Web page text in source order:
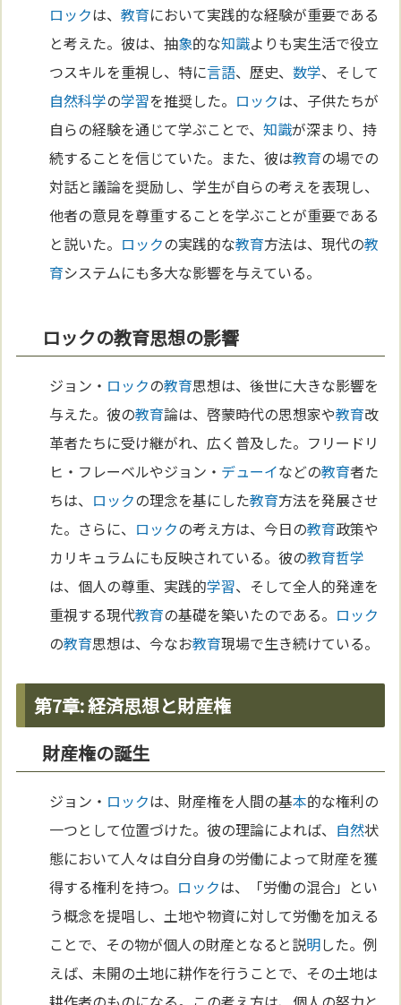
ロックは、教育において実践的な経験が重要である
と考えた。彼は、抽象的な知識よりも実生活で役立
つスキルを重視し、特に言語、歴史、数学、そして
自然科学の学習を推奨した。 ロックは、子供たちが
自らの経験を通じて学ぶことで、知識が深まり、持
続することを信じていた。また、彼は教育の場での
対話と議論を奨励し、学生が自らの考えを表現し、
他者の意見を尊重することを学ぶことが重要である
と説いた。 ロックの実践的な教育方法は、現代の教
育システムにも多大な影響を与えている。
ロックの教育思想の影響
ジョン・ ロックの教育思想は、後世に大きな影響を
与えた。彼の教育論は、啓蒙時代の思想家や教育改
革者たちに受け継がれ、広く普及した。フリードリ
ヒ・フレーベルやジョン・ デューイなどの教育者た
ちは、 ロックの理念を基にした教育方法を発展させ
た。さらに、 ロックの考え方は、今日の教育政策や
カリキュラムにも反映されている。彼の教育哲学
は、個人の尊重、実践的学習、そして全人的発達を
重視する現代教育の基礎を築いたのである。 ロック
の教育思想は、今なお教育現場で生き続けている。
第7章: 経済思想と財産権
財産権の誕生
ジョン・ ロックは、財産権を人間の基本的な権利の
一つとして位置づけた。彼の理論によれば、 自然状
態において人々は自分自身の労働によって財産を獲
得する権利を持つ。 ロックは、「労働の混合」とい
う概念を提唱し、土地や物資に対して労働を加える
ことで、その物が個人の財産となると説明した。例
えば、未開の土地に耕作を行うことで、その土地は